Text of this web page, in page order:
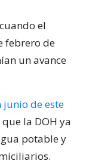
el
febrero de
un avance
junio de este
la DOH ya
potable y